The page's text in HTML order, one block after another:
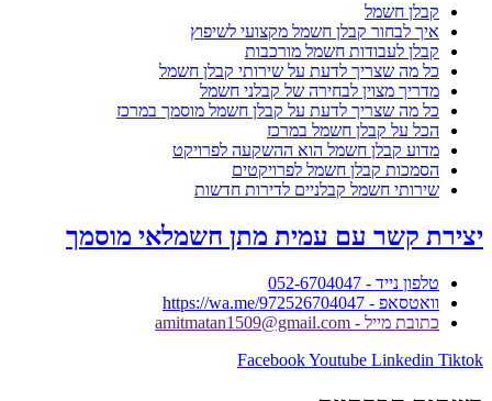
קבלן חשמל
איך לבחור קבלן חשמל מקצועי לשיפוץ
קבלן לעבודות חשמל מורכבות
כל מה שצריך לדעת על שירותי קבלן חשמל
מדריך מצוין לבחירה של קבלני חשמל
כל מה שצריך לדעת על קבלן חשמל מוסמך במרכז
הכל על קבלן חשמל במרכז
מדוע קבלן חשמל הוא ההשקעה לפרויקט
הסמכות קבלן חשמל לפרויקטים
שירותי חשמל קבלניים לדירות חדשות
יצירת קשר עם עמית מתן חשמלאי מוסמך
טלפון נייד - 052-6704047
וואטסאפ - https://wa.me/972526704047
כתובת מייל - amitmatan1509@gmail.com
FacebookYoutube Linkedin Tiktok